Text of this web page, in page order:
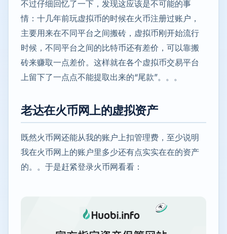
不过仔细回忆了一下，发现这应该是不可能的事
情：十几年前玩虚拟币的时候在火币注册过账户，
主要用来在不同平台之间搬砖，虚拟币刚开始流行
时候，不同平台之间的比特币还有差价，可以靠搬
砖来赚取一点差价。这样就在各个虚拟币交易平台
上留下了一点点不能提取出来的“尾款”。。。
老达在火币网上的虚拟资产
既然火币网还能从我的账户上扣管理费，至少说明
我在火币网上的账户里多少还有点实实在在的资产
的。。于是赶紧登录火币网看看：